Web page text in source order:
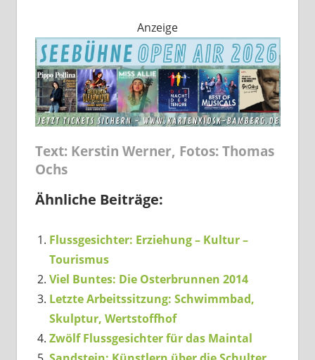
Anzeige
Text: Kerstin Werner, Fotos: Thomas
Ochs
Ähnliche Beiträge:
Flussgesichter: Erziehung – Kultur –
Tourismus
Viel Buntes: Die Osterbrunnen 2014
Letzte Arbeitssitzung: Schwimmbad,
Skulptur, Wertstoffhof
Zwölf Flussgesichter für das Maintal